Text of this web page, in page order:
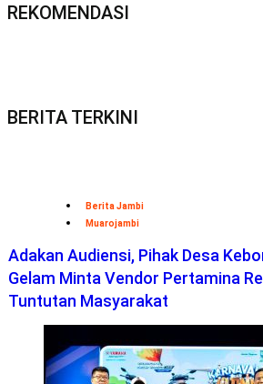
REKOMENDASI
BERITA TERKINI
Berita Jambi
Muarojambi
Adakan Audiensi, Pihak Desa
Gelam Minta Vendor Pertamina
Tuntutan Masyarakat